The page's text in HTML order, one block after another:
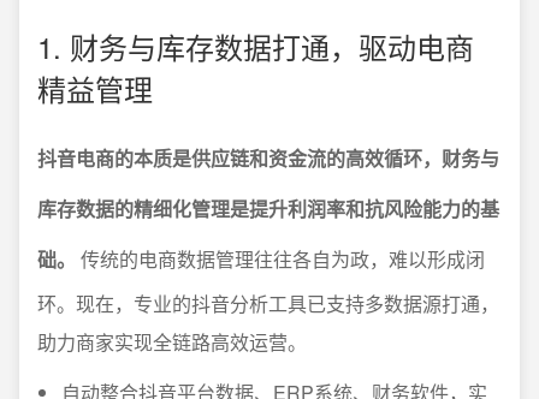
1. 财务与库存数据打通，驱动电商
精益管理
抖音电商的本质是供应链和资金流的高效循环，财务与
库存数据的精细化管理是提升利润率和抗风险能力的基
础。
传统的电商数据管理往往各自为政，难以形成闭
环。现在，专业的抖音分析工具已支持多数据源打通，
助力商家实现全链路高效运营。
自动整合抖音平台数据、ERP系统、财务软件，实